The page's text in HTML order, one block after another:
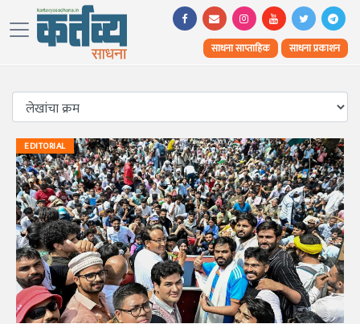
साधना साप्ताहिक साधना प्रकाशन
EDITORIAL